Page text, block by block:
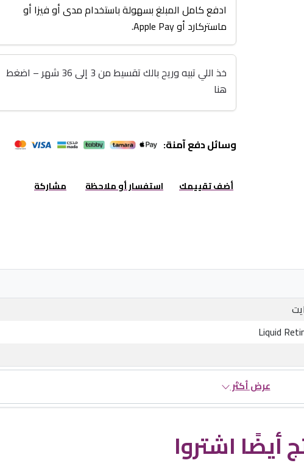
ادفع كامل المبلغ بسهولة باستخدام مدى أو فيزا أو
ماستركارد أو Apple Pay.
خذ اللي تبيه وريح بالك تقسيط من 3 إلى 36 شهر – اضغط
هنا
وسائل دفع آمنة:
أضف تقييمك استفسار أو ملاحظة مشاركة
عرض أكثر
أيضًا اشتروا